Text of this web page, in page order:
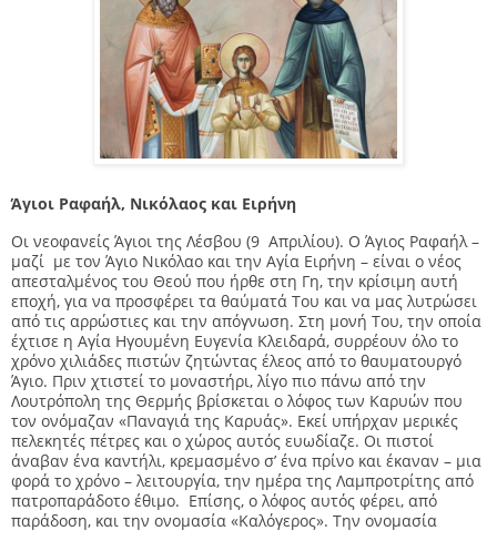
Άγιοι Ραφαήλ, Νικόλαος και Ειρήνη
Οι νεοφανείς Άγιοι της Λέσβου (9 Απριλίου). Ο Άγιος Ραφαήλ –
μαζί με τον Άγιο Νικόλαο και την Αγία Ειρήνη – είναι ο νέος
απεσταλμένος του Θεού που ήρθε στη Γη, την κρίσιμη αυτή
εποχή, για να προσφέρει τα θαύματά Του και να μας λυτρώσει
από τις αρρώστιες και την απόγνωση. Στη μονή Του, την οποία
έχτισε η Αγία Ηγουμένη Ευγενία Κλειδαρά, συρρέουν όλο το
χρόνο χιλιάδες πιστών ζητώντας έλεος από το θαυματουργό
Άγιο. Πριν χτιστεί το μοναστήρι, λίγο πιο πάνω από την
Λουτρόπολη της Θερμής βρίσκεται ο λόφος των Καρυών που
τον ονόμαζαν «Παναγιά της Καρυάς». Εκεί υπήρχαν μερικές
πελεκητές πέτρες και ο χώρος αυτός ευωδίαζε. Οι πιστοί
άναβαν ένα καντήλι, κρεμασμένο σ’ ένα πρίνο και έκαναν – μια
φορά το χρόνο – λειτουργία, την ημέρα της Λαμπροτρίτης από
πατροπαράδοτο έθιμο. Επίσης, ο λόφος αυτός φέρει, από
παράδοση, και την ονομασία «Καλόγερος». Την ονομασία